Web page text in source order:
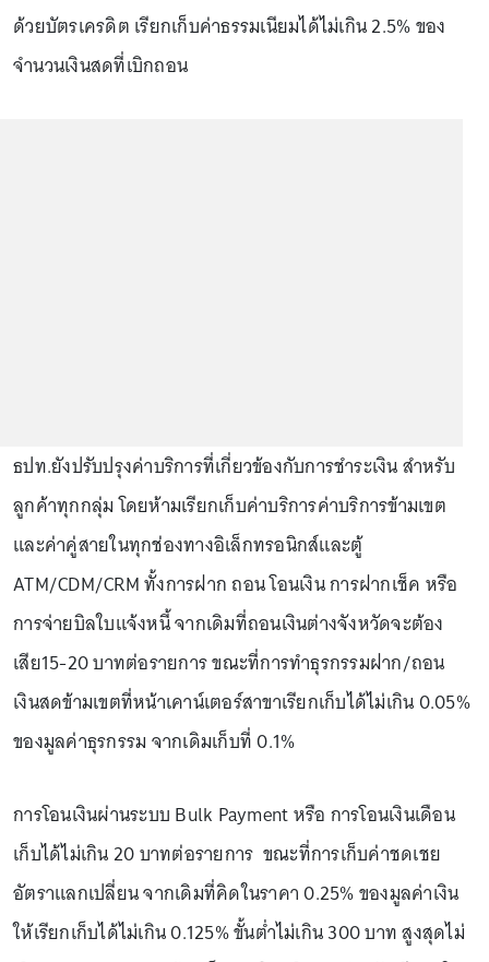
ด้วยบัตรเครดิต เรียกเก็บค่าธรรมเนียมได้ไม่เกิน 2.5% ของ
จำนวนเงินสดที่เบิกถอน
ธปท.ยังปรับปรุงค่าบริการที่เกี่ยวข้องกับการชำระเงิน สำหรับ
ลูกค้าทุกกลุ่ม โดยห้ามเรียกเก็บค่าบริการค่าบริการข้ามเขต
และค่าคู่สายในทุกช่องทางอิเล็กทรอนิกส์และตู้
ATM/CDM/CRM ทั้งการฝาก ถอน โอนเงิน การฝากเช็ค หรือ
การจ่ายบิลใบแจ้งหนี้ จากเดิมที่ถอนเงินต่างจังหวัดจะต้อง
เสีย15-20 บาทต่อรายการ ขณะที่การทำธุรกรรมฝาก/ถอน
เงินสดข้ามเขตที่หน้าเคาน์เตอร์สาขาเรียกเก็บได้ไม่เกิน 0.05%
ของมูลค่าธุรกรรม จากเดิมเก็บที่ 0.1%
การโอนเงินผ่านระบบ Bulk Payment หรือ การโอนเงินเดือน
เก็บได้ไม่เกิน 20 บาทต่อรายการ ขณะที่การเก็บค่าชดเชย
อัตราแลกเปลี่ยน จากเดิมที่คิดในราคา 0.25% ของมูลค่าเงิน
ให้เรียกเก็บได้ไม่เกิน 0.125% ขั้นต่ำไม่เกิน 300 บาท สูงสุดไม่